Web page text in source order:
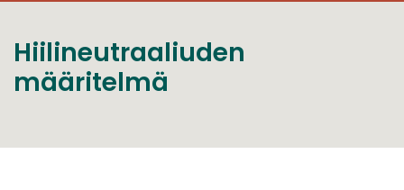
Hiilineutraaliuden
määritelmä